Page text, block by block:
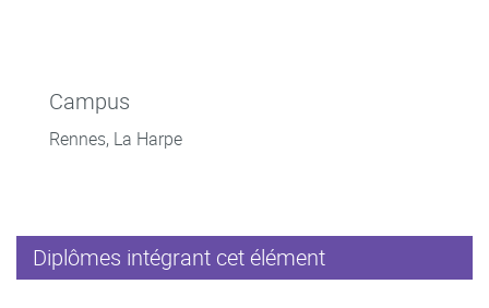
Campus
Rennes, La Harpe
Diplômes intégrant cet élément